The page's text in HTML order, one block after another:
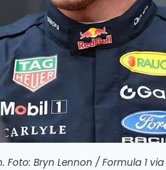
Bryn Lennon / Formula 1